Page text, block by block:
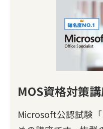
MOS資格対策
Microsoft公認試験